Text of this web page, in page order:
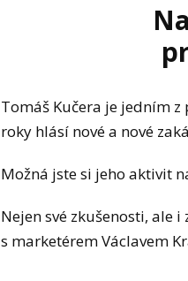
Tomáš Kučera je jedním
roky hlásí nové a nové
Možná jste si jeho aktivit
Nejen své zkušenosti, ale
s marketérem Václavem